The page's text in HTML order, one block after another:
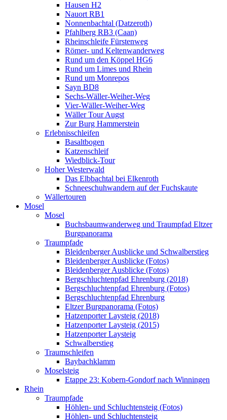
Hausen H2
Nauort RB1
Nonnenbachtal (Datzeroth)
Pfahlberg RB3 (Caan)
Rheinschleife Fürstenweg
Römer- und Keltenwanderweg
Rund um den Köppel HG6
Rund um Limes und Rhein
Rund um Monrepos
Sayn BD8
Sechs-Wäller-Weiher-Weg
Vier-Wäller-Weiher-Weg
Wäller Tour Augst
Zur Burg Hammerstein
Erlebnisschleifen
Basaltbogen
Katzenschleif
Wiedblick-Tour
Hoher Westerwald
Das Elbbachtal bei Elkenroth
Schneeschuhwandern auf der Fuchskaute
Wällertouren
Mosel
Mosel
Buchsbaumwanderweg und Traumpfad Eltzer
Burgpanorama
Traumpfade
Bleidenberger Ausblicke und Schwalberstieg
Bleidenberger Ausblicke (Fotos)
Bleidenberger Ausblicke (Fotos)
Bergschluchtenpfad Ehrenburg (2018)
Bergschluchtenpfad Ehrenburg (Fotos)
Bergschluchtenpfad Ehrenburg
Eltzer Burgpanorama (Fotos)
Hatzenporter Laysteig (2018)
Hatzenporter Laysteig (2015)
Hatzenporter Laysteig
Schwalberstieg
Traumschleifen
Baybachklamm
Moselsteig
Etappe 23: Kobern-Gondorf nach Winningen
Rhein
Traumpfade
Höhlen- und Schluchtensteig (Fotos)
Höhlen- und Schluchtensteig